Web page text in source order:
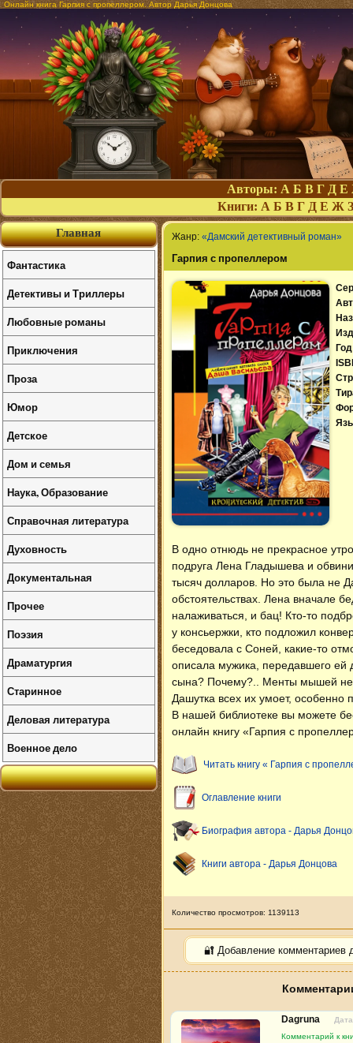
Онлайн книга Гарпия с пропеллером. Автор Дарья Донцова
Авторы: А Б В Г Д Е
Книги: А Б В Г Д Е Ж З
Жанр: «Дамский детективный роман»
Гарпия с пропеллером
В одно отнюдь не прекрасное
подруга Лена Гладышева и
тысяч долларов. Но это была не
обстоятельствах. Лена вначале
налаживаться, и бац! Кто-то
у консьержки, кто подложил
беседовала с Соней, какие-то
описала мужика, передавшего
сына? Почему?.. Менты мышей не
Дашутка всех их умоет, особенно
В нашей библиотеке вы можете
онлайн книгу «Гарпия с
Читать книгу « Гарпия с
Оглавление книги
Биография автора - Дарья
Книги автора - Дарья Донцова
Количество просмотров: 1139113
🔐 Добавление комментариев
Dagruna
Комментарий к
Главная
Фантастика
Детективы и Триллеры
Любовные романы
Приключения
Проза
Юмор
Детское
Дом и семья
Наука, Образование
Справочная литература
Духовность
Документальная
Прочее
Поэзия
Драматургия
Старинное
Деловая литература
Военное дело